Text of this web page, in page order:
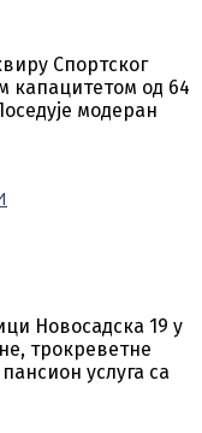
Спортског
капацитетом од 64
модеран
Новосадска 19 у
трокреветне
услуга са